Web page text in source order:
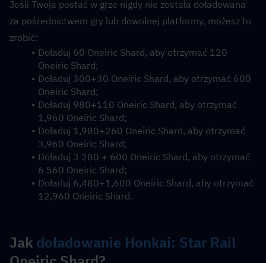
Jeśli Twoja postać w grze nigdy nie została doładowana
za pośrednictwem gry lub dowolnej platformy, możesz to
zrobić:
Doładuj 60 Oneiric Shard, aby otrzymać 120
Oneiric Shard;
Doładuj 300+30 Oneiric Shard, aby otrzymać 600
Oneiric Shard;
Doładuj 980+110 Oneiric Shard, aby otrzymać
1,960 Oneiric Shard;
Doładuj 1,980+260 Oneiric Shard, aby otrzymać
3,960 Oneiric Shard;
Doładuj 3 280 + 600 Oneiric Shard, aby otrzymać
6 560 Oneiric Shard;
Doładuj 6,480+1,600 Oneiric Shard, aby otrzymać
12,960 Oneiric Shard.
Jak doładowanie Honkai: Star Rail